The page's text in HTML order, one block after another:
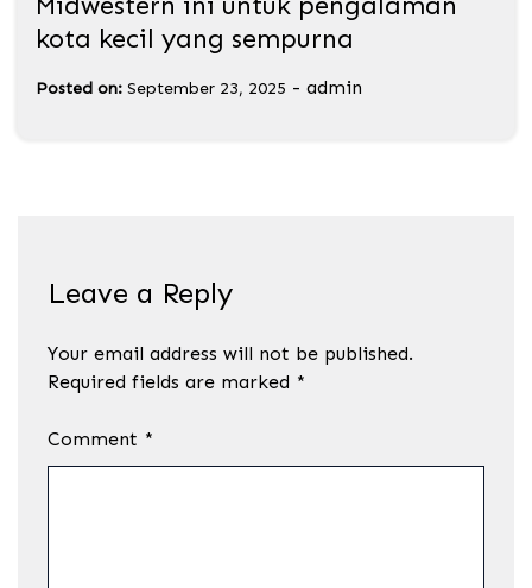
kota kecil yang sempurna
Posted on: September 23, 2025 - admin
Leave a Reply
Your email address will not be published.
Required fields are marked *
Comment *